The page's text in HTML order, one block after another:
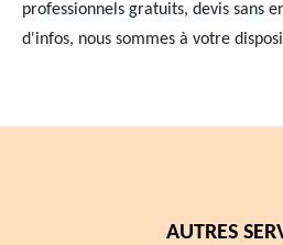
professionnels gratuits, devis sans
d'infos, nous sommes à votre
AUTRES